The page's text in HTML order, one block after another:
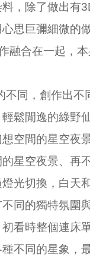
，除了做出有
思巨彌細微的
融合在一起，
同，創作出不
鬆閒逸的綠野
空間的星空夜
星空夜景、再
光切換，白天
同的獨特氛圍
看時整個連床
不同的星象，